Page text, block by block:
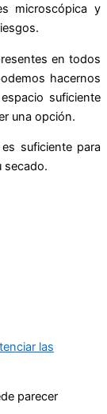
microscópica y
en todos
hacernos
suficiente
una opción.
suficiente para
secado.
las
parecer